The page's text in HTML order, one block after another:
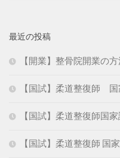
最近の投稿
【開業】整骨院開業の
【国試】柔道整復師
【国試】柔道整復師国
【国試】柔道整復師 国